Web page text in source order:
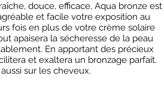
douce, efficace, Aqua bronze est
et facile votre exposition au
fois en plus de votre crème solaire
apaisera la sécheresse de la peau
En apportant des précieux
et exaltera un bronzage parfait.
sur les cheveux.